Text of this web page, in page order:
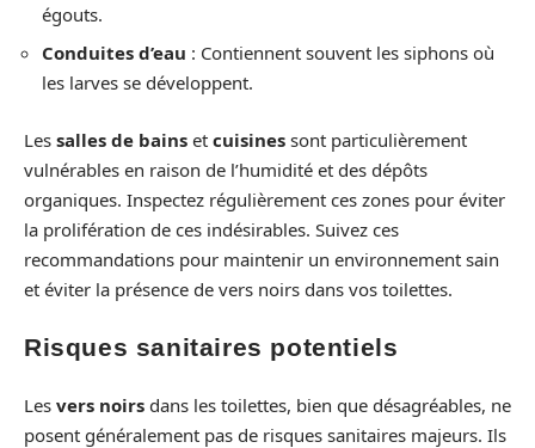
égouts.
Conduites d’eau : Contiennent souvent les siphons où
les larves se développent.
Les salles de bains et cuisines sont particulièrement
vulnérables en raison de l’humidité et des dépôts
organiques. Inspectez régulièrement ces zones pour éviter
la prolifération de ces indésirables. Suivez ces
recommandations pour maintenir un environnement sain
et éviter la présence de vers noirs dans vos toilettes.
Risques sanitaires potentiels
Les vers noirs dans les toilettes, bien que désagréables, ne
posent généralement pas de risques sanitaires majeurs. Ils